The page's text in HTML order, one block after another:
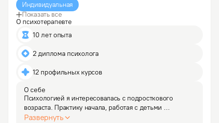
Индивидуальная
Показать все
О психотерапевте
10 лет опыта
2 диплома психолога
12 профильных курсов
О себе
Психологией я интересовалась с подросткового
возраста. Практику начала, работая с детьми
в качестве песочного терапевта. Думаю, что для
Развернуть